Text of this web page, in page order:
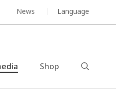
News Language
Shop